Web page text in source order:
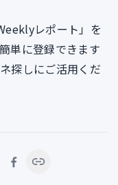
レポート」を
単に登録できます
探しにご活用くだ